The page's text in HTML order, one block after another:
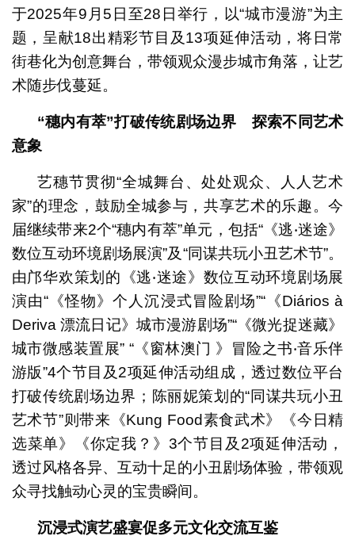
于2025年9月5日至28日举行，以“城市漫游”为主
题，呈献18出精彩节目及13项延伸活动，将日常
街巷化为创意舞台，带领观众漫步城市角落，让艺
术随步伐蔓延。
“穗内有萃”打破传统剧场边界 探索不同艺术
意象
艺穗节贯彻“全城舞台、处处观众、人人艺术
家”的理念，鼓励全城参与，共享艺术的乐趣。今
届继续带来2个“穗内有萃”单元，包括“《逃‧迷途》
数位互动环境剧场展演”及“同谋共玩小丑艺术节”。
由邝华欢策划的《逃‧迷途》数位互动环境剧场展
演由“《怪物》个人沉浸式冒险剧场”“《Diários à
Deriva 漂流日记》城市漫游剧场”“《微光捉迷藏》
城市微感装置展” “《窗林澳门 》冒险之书‧音乐伴
游版”4个节目及2项延伸活动组成，透过数位平台
打破传统剧场边界；陈丽妮策划的“同谋共玩小丑
艺术节”则带来《Kung Food素食武术》《今日精
选菜单》《你定我？》3个节目及2项延伸活动，
透过风格各异、互动十足的小丑剧场体验，带领观
众寻找触动心灵的宝贵瞬间。
沉浸式演艺盛宴促多元文化交流互鉴